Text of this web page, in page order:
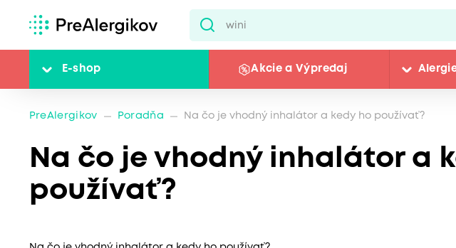
E-shop Akcie a Výpredaj
PreAlergikov Poradňa Na čo je vhodný inhalátor a kedy ho používať?
Na čo je vhodný inhalátor a
používať?